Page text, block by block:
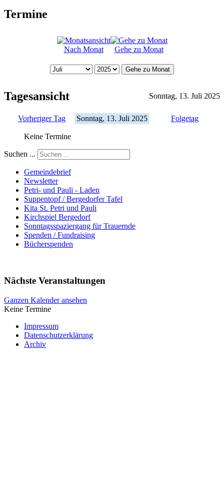
Termine
Nach Monat Gehe zu Monat
Gehe zu Monat
Tagesansicht Sonntag, 13. Juli 2025
Vorheriger Tag Sonntag, 13. Juli 2025 Folgetag
Keine Termine
Suchen ...
Gemeindebrief
Newsletter
Petri- und Pauli - Laden
Suppentopf / Bergedorfer Tafel
Kita St. Petri und Pauli
Kirchspiel Bergedorf
Sonntagsspaziergang für Trauernde
Spenden / Fundraising
Bücherspenden
Nächste Veranstaltungen
Ganzen Kalender ansehen
Keine Termine
Impressum
Datenschutzerklärung
Archiv